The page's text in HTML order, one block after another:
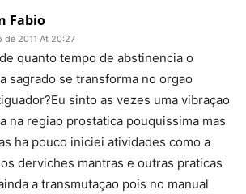
Fabio
de 2011 At 20:27
quanto tempo de abstinencia o
sagrado se transforma no orgao
sinto as vezes uma vibraçao
na regiao prostatica pouquissima mas
ha pouco iniciei atividades como a
derviches mantras e outras praticas
a transmutaçao pois no manual